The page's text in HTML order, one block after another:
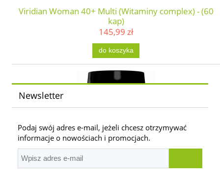
Viridian Woman 40+ Multi (Witaminy complex) - (60
kap)
145,99 zł
do koszyka
Newsletter
Podaj swój adres e-mail, jeżeli chcesz otrzymywać
informacje o nowościach i promocjach.